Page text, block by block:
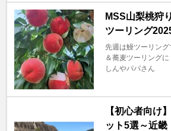
MSS山梨桃狩
ツーリング
先週は鰻ツーリン
＆蕎麦ツーリングに
しんやパパさん
【初心者向け
ット5選～近畿